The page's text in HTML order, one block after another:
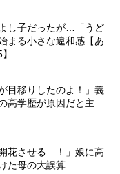
し子だったが…「うど
まる小さな違和感【あ
目移りしたのよ！」義
高学歴が原因だと主
花させる…！」娘に高
た母の大誤算